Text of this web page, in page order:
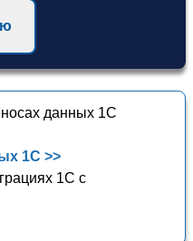
данных 1С
1С >>
1С с